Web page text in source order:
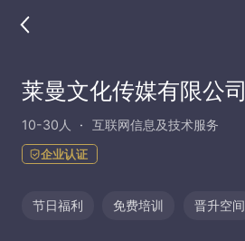
莱曼文化传媒有限公司
10-30人 互联网信息及技术服务
企业认证
节日福利 免费培训 晋升空间